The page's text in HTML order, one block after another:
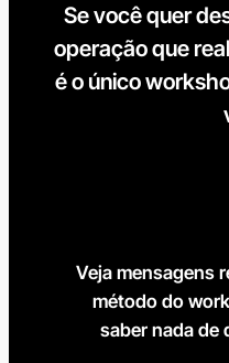
Se você quer
operação que
é o único
Veja mensagens
método do
saber nada de